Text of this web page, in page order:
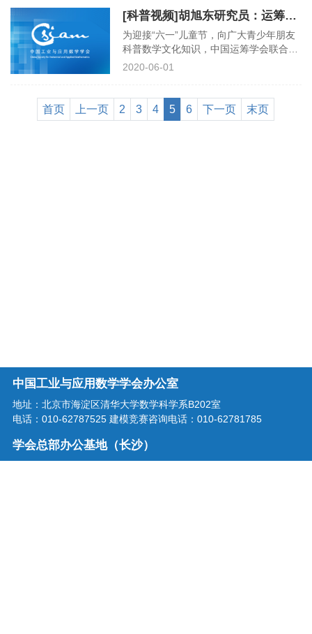
筹专家罗智泉教授为大家带来了“工业与
应用数学之乐趣”的精彩在线科普报告。
以下为视频全部内容：
[科普视频]胡旭东研究员：运筹学-求解生活中的数学趣题
为迎接“六一”儿童节，向广大青少年朋友
科普数学文化知识，中国运筹学会联合中
国工业与应用数学学会、中国数学会，邀
关于运筹学 - 求解生活中的数学趣题的科
普讲座。本场网络科普报告会于5月31日
2020-06-01
首页 上一页 2 3 4 5 6 下一页 末页
中国工业与应用数学学会办公室
地址：北京市海淀区清华大学数学科学系B202室
电话：010-62787525 建模竞赛咨询电话：010-62781785
学会总部办公基地（长沙）